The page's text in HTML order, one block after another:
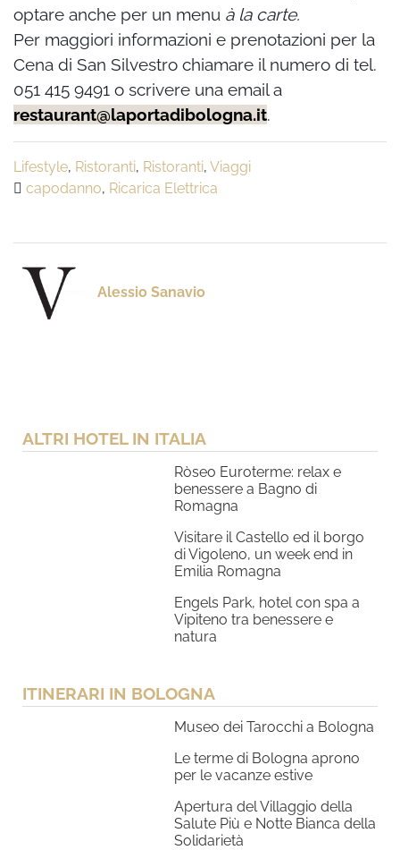
optare anche per un menu à la carte.
Per maggiori informazioni e prenotazioni per la
Cena di San Silvestro chiamare il numero di tel.
051 415 9491 o scrivere una email a
restaurant@laportadibologna.it.
Lifestyle, Ristoranti, Ristoranti, Viaggi
capodanno, Ricarica Elettrica
Alessio Sanavio
ALTRI HOTEL IN ITALIA
Ròseo Euroterme: relax e
benessere a Bagno di
Romagna
Visitare il Castello ed il borgo
di Vigoleno, un week end in
Emilia Romagna
Engels Park, hotel con spa a
Vipiteno tra benessere e
natura
ITINERARI IN BOLOGNA
Museo dei Tarocchi a Bologna
Le terme di Bologna aprono
per le vacanze estive
Apertura del Villaggio della
Salute Più e Notte Bianca della
Solidarietà